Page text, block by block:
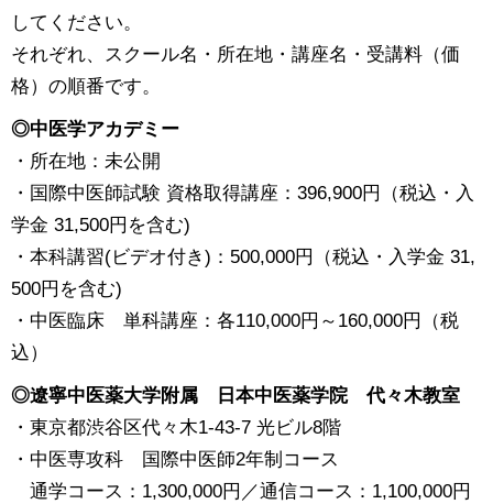
してください。
それぞれ、スクール名・所在地・講座名・受講料（価
格）の順番です。
◎中医学アカデミー
・所在地：未公開
・国際中医師試験 資格取得講座：396,900円（税込・入
学金 31,500円を含む)
・本科講習(ビデオ付き)：500,000円（税込・入学金 31,
500円を含む)
・中医臨床 単科講座：各110,000円～160,000円（税
込）
◎遼寧中医薬大学附属 日本中医薬学院 代々木教室
・東京都渋谷区代々木1-43-7 光ビル8階
・中医専攻科 国際中医師2年制コース
通学コース：1,300,000円／通信コース：1,100,000円